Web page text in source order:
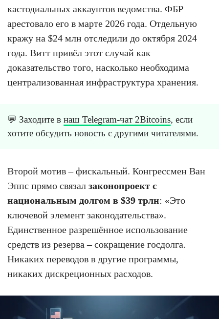
кастодиальных аккаунтов ведомства. ФБР
арестовало его в марте 2026 года. Отдельную
кражу на $24 млн отследили до октября 2024
года. Витт привёл этот случай как
доказательство того, насколько необходима
централизованная инфраструктура хранения.
💬 Заходите в наш Telegram-чат 2Bitcoins, если
хотите обсудить новость с другими читателями.
Второй мотив – фискальный. Конгрессмен Ван
Эппс прямо связал законопроект с
национальным долгом в $39 трлн: «Это
ключевой элемент законодательства».
Единственное разрешённое использование
средств из резерва – сокращение госдолга.
Никаких переводов в другие программы,
никаких дискреционных расходов.